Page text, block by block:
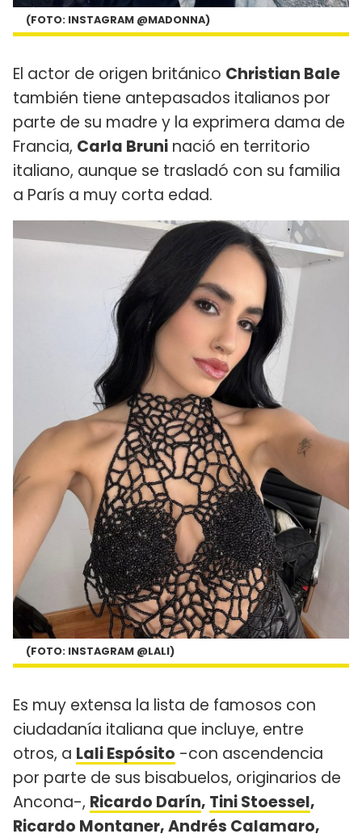
(FOTO: INSTAGRAM @MADONNA)
El actor de origen británico Christian Bale
también tiene antepasados italianos por
parte de su madre y la exprimera dama de
Francia, Carla Bruni nació en territorio
italiano, aunque se trasladó con su familia
a París a muy corta edad.
(FOTO: INSTAGRAM @LALI)
Es muy extensa la lista de famosos con
ciudadanía italiana que incluye, entre
otros, a Lali Espósito -con ascendencia
por parte de sus bisabuelos, originarios de
Ancona-, Ricardo Darín, Tini Stoessel,
Ricardo Montaner, Andrés Calamaro,